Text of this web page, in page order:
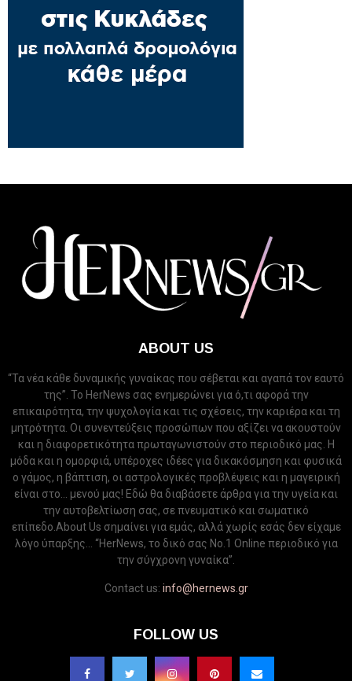
ABOUT US
“Τα νέα κάθε δυναμικής γυναίκας που σέβεται και αγαπά τον εαυτό
της”. Το HerNews σας ενημερώνει για ό,τι αφορά την
επικαιρότητα, την ψυχολογία και τις σχέσεις, την καριέρα και τη
μητρότητα. Οι συνεντεύξεις προσώπων που αξίζει να ακουστούν
και η διαφορετικότητα πρωταγωνιστούν στο περιοδικό μας. Η
μόδα και η ομορφιά, υπέροχες ιδέες για δικακόσμηση και φυσικά
ο γάμος, η βάπτιση, οι αστρολογικές προβλέψεις και η μαγειρική
είναι στο... μενού μας! Εδώ θα διαβάσετε άρθρα για την υγεία και
την αυτοβελτίωση σας, σε πνευματικό και σωματικό
επίπεδο.About Us σημαίνει για εμάς, αλλά χωρίς εσάς δεν είχαμε
λόγο ύπαρξης... “HerNews, το δικό σας Νo.1 Online περιοδικό για
την σύγχρονη γυναίκα”.
Contact us: info@hernews.gr
FOLLOW US